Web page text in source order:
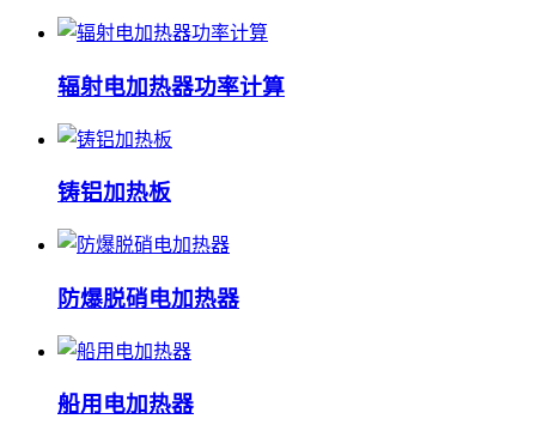
辐射电加热器功率计算
铸铝加热板
防爆脱硝电加热器
船用电加热器